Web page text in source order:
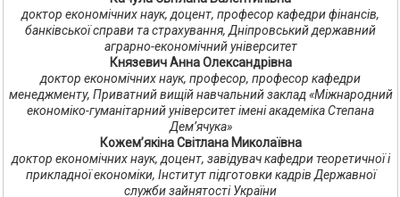
доктор економічних наук, доцент, професор кафедри фінансів,
банківської справи та страхування, Дніпровський державний
аграрно-економічний університет
Князевич Анна Олександрівна
доктор економічних наук, професор, професор кафедри
менеджменту, Приватний вищій навчальний заклад «Міжнародний
економіко-гуманітарний університет імені академіка Степана
Дем’ячука»
Кожем’якіна Світлана Миколаївна
доктор економічних наук, доцент, завідувач кафедри теоретичної і
прикладної економіки, Інститут підготовки кадрів Державної
служби зайнятості України